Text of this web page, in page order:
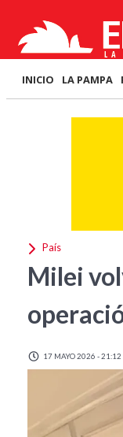
INICIO LA PAMPA
País
Milei
17 MAYO 2026 - 21:12